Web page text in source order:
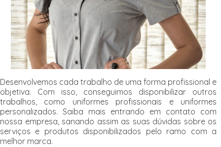
Desenvolvemos cada trabalho de uma forma profissional e
objetiva. Com isso, conseguimos disponibilizar outros
trabalhos, como uniformes profissionais e uniformes
personalizados. Saiba mais entrando em contato com
nossa empresa, sanando assim as suas dúvidas sobre os
serviços e produtos disponibilizados pelo ramo com a
melhor marca.